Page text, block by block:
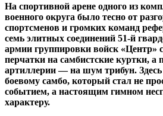
На спортивной арене одного из
военного округа было тесно от
спортсменов и громких команд
семь элитных соединений 51-й
армии группировки войск «Центр»
перчатки на самбистские куртки,
артиллерии — на шум трибун.
боевому самбо, который стал не
событием, а настоящим гимном
характеру.